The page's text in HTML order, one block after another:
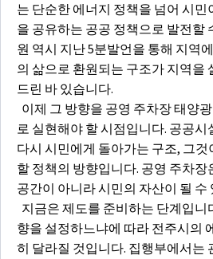
는 단순한 에너지 정책을 넘어 시민
을 공유하는 공공 정책으로 발전할
원 역시 지난 5분발언을 통해 지역
의 삶으로 환원되는 구조가 지역을
드린 바 있습니다.
이제 그 방향을 공영 주차장 태양
로 실현해야 할 시점입니다. 공공시
다시 시민에게 돌아가는 구조, 그
할 정책의 방향입니다. 공영 주차장
공간이 아니라 시민의 자산이 될 수
지금은 제도를 준비하는 단계입니
향을 설정하느냐에 따라 전주시의
히 달라질 것입니다. 집행부에서는